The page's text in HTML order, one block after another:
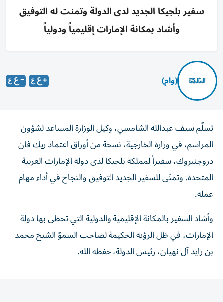
سفير بلجيكا الجديد لدى الدولة وتمنت له التوفيق
وأشاد بمكانة الإمارات إقليمياً ودولياً
(وام)
تسلّم سيف عبدالله الشامسي، وكيل الوزارة المساعد لشؤون
المراسم، في وزارة الخارجية، نسخة من أوراق اعتماد ريك فان
دروجنبروك، سفيراً لمملكة بلجيكا لدى دولة الإمارات العربية
المتحدة. وتمنّى للسفير الجديد التوفيق والنجاح في أداء مهام
عمله.
وأشاد السفير بالمكانة الإقليمية والدولية التي تحظى بها دولة
الإمارات، في ظل الرؤية الحكيمة لصاحب السموّ الشيخ محمد
بن زايد آل نهيان، رئيس الدولة، حفظه الله.